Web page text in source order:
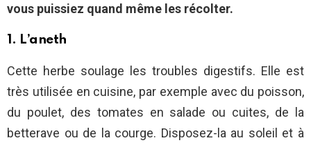
vous puissiez quand même les récolter.
1. L’aneth
Cette herbe soulage les troubles digestifs. Elle est
très utilisée en cuisine, par exemple avec du poisson,
du poulet, des tomates en salade ou cuites, de la
betterave ou de la courge. Disposez-la au soleil et à